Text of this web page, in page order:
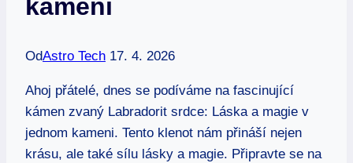
kameni
OdAstro Tech 17. 4. 2026
Ahoj přátelé, dnes se podíváme na fascinující
kámen zvaný Labradorit srdce: Láska a magie v
jednom kameni. Tento klenot nám přináší nejen
krásu, ale také sílu lásky a magie. Připravte se na